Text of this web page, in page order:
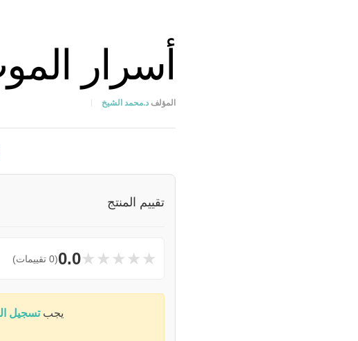
أسرار
المؤلف د.محمد الشيخ
تقييم المنتج
★
★
★
★
★
0.0(0 تقييمات)
يجبتسجيل